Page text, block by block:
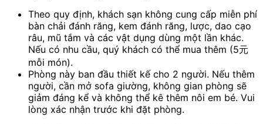
Theo quy định, khách sạn không cung cấp miễn phí
bàn chải đánh răng, kem đánh răng, lược, dao cạo
râu, mũ tắm và các vật dụng dùng một lần khác.
Nếu có nhu cầu, quý khách có thể mua thêm (5元
mỗi món).
Phòng này ban đầu thiết kế cho 2 người. Nếu thêm
người, cần mở sofa giường, không gian phòng sẽ
giảm đáng kể và không thể kê thêm nôi em bé. Vui
lòng xác nhận trước khi đặt phòng.